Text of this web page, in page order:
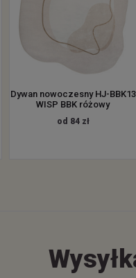
Dywan nowoczesny HJ-BBK13
WISP BBK różowy
od 84 zł